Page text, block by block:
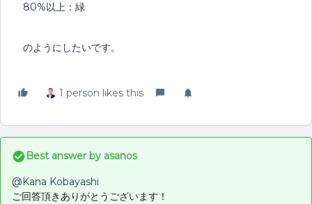
80%以上：緑
のようにしたいです。
1 person likes this
Best answer by asanos
@Kana Kobayashi
ご回答頂きありがとうございます！